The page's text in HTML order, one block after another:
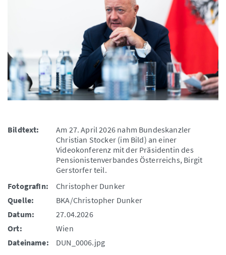
Bildtext:
Am 27. April 2026 nahm Bundeskanzler
Christian Stocker (im Bild) an einer
Videokonferenz mit der Präsidentin des
Pensionistenverbandes Österreichs, Birgit
Gerstorfer teil.
FotografIn:
Christopher Dunker
Quelle:
BKA/Christopher Dunker
Datum:
27.04.2026
Ort:
Wien
Dateiname:
DUN_0006.jpg